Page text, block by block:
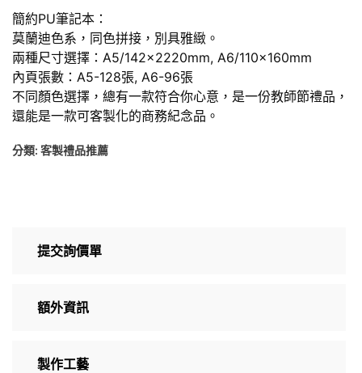
簡約PU筆記本：
莫蘭迪色系，同色拼接，別具雅緻。
兩種尺寸選擇：A5/142x2220mm, A6/110x160mm
內頁張數：A5-128張, A6-96張
不同顏色選擇，總有一款符合你心意，是一份教師節禮品，
還能是一款可客製化的商務紀念品。
分類: 客製禮品推薦
提交詢價單
額外資訊
製作工藝